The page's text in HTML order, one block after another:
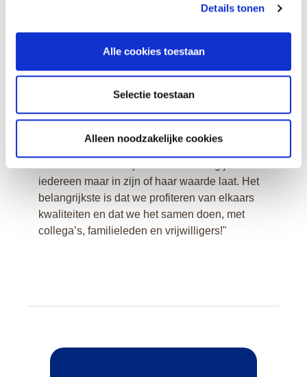
Details tonen
Alle cookies toestaan
Selectie toestaan
Alleen noodzakelijke cookies
weten wat ze aan elkaar hebben. Ik maak ook
altijd een praatje met de familieleden. Dit maakt
lekker lopen, of gaat er wel eens wat mis. Maar
als familie ergens mee zit, dan spreken ze ons
daar gewoon op aan. Door de sfeer van
vertrouwen en de korte lijnen is daar ook ruimte
iedereen maar in zijn of haar waarde laat. Het
belangrijkste is dat we profiteren van elkaars
kwaliteiten en dat we het samen doen, met
collega’s, familieleden en vrijwilligers!"